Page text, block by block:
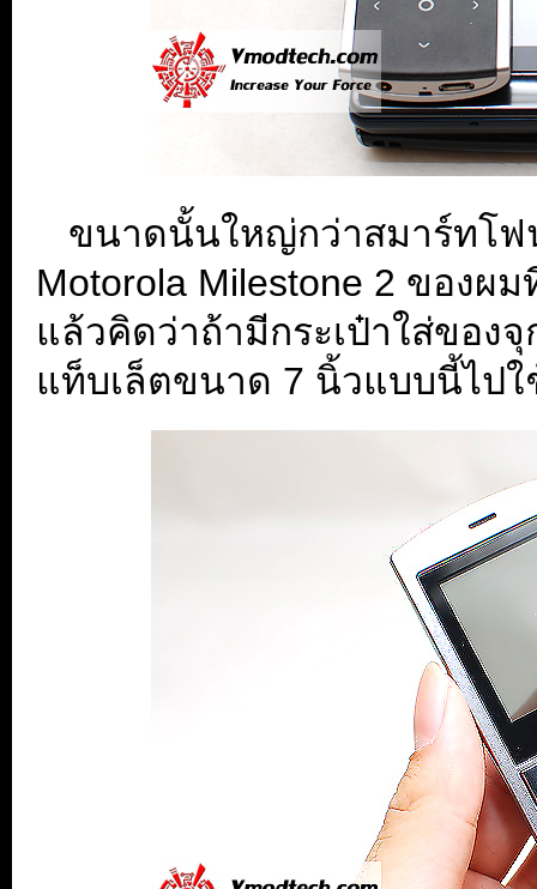
ขนาดนั้นใหญ่กว่าสมาร์ทโ
Motorola Milestone 2 ของผ
แล้วคิดว่าถ้ามีกระเป๋าใส่ขอ
แท็บเล็ตขนาด 7 นิ้วแบบนี้ไปใ